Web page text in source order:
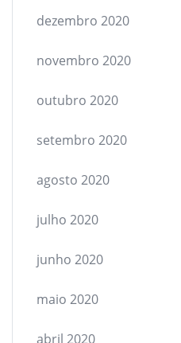
dezembro 2020
novembro 2020
outubro 2020
setembro 2020
agosto 2020
julho 2020
junho 2020
maio 2020
abril 2020